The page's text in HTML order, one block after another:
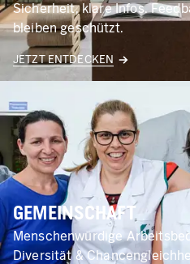
Sicherheit, klare Infos.
bleiben geschützt.
JETZT ENTDECKEN
GEMEINSCHAFT
Menschenwürdige
Diversität &